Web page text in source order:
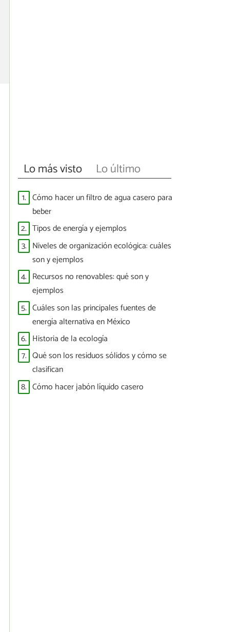
Lo más visto Lo último
1. Cómo hacer un filtro de agua casero para
beber
2. Tipos de energía y ejemplos
3. Niveles de organización ecológica: cuáles
son y ejemplos
4. Recursos no renovables: qué son y
ejemplos
5. Cuáles son las principales fuentes de
energía alternativa en México
6. Historia de la ecología
7. Qué son los residuos sólidos y cómo se
clasifican
8. Cómo hacer jabón líquido casero